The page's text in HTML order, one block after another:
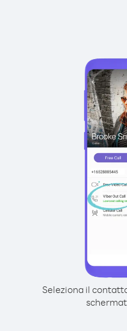
Seleziona il